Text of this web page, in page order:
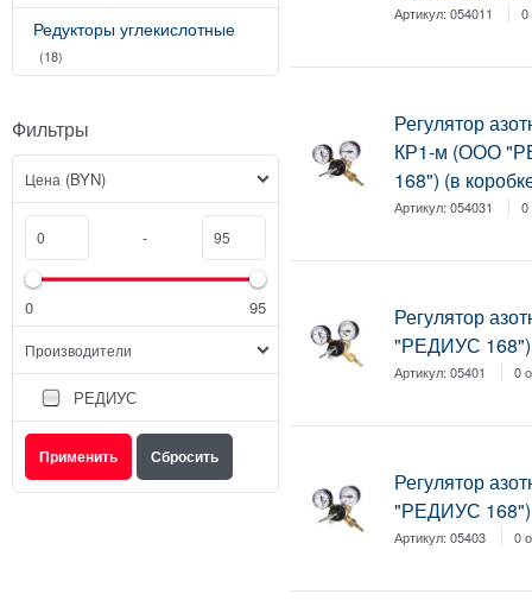
Редукторы углекислотные
(18)
Фильтры
Цена (BYN)
-
0 95
Производители
РЕДИУС
Артикул:054011 0
Регулятор
КР1-м (ООО
168") (в
Артикул:054031 0
Регулятор
"РЕДИУС 168")
Артикул:05401 0
Регулятор
"РЕДИУС 168")
Артикул:05403 0